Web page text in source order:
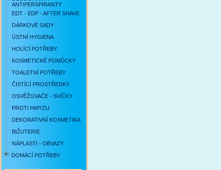
ANTIPERSPIRANTY
EDT - EDP - AFTER SHAVE
DÁRKOVÉ SADY
ÚSTNÍ HYGIENA
HOLÍCÍ POTŘEBY
KOSMETICKÉ POMŮCKY
TOALETNÍ POTŘEBY
ČISTÍCÍ PROSTŘEDKY
OSVĚŽOVAČE - SVÍČKY
PROTI HMYZU
DEKORATIVNÍ KOSMETIKA
BIŽUTERIE
NÁPLASTI - OBVAZY
DOMÁCÍ POTŘEBY